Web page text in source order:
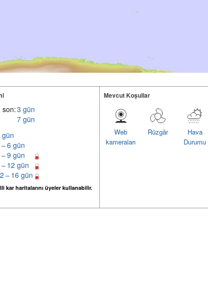
son:3 gün
7 gün
gün
– 6 gün
– 9 gün
– 12 gün
– 16 gün
kar haritalarını üyeler kullanabilir.
Mevcut Koşullar
Hava
Durumu
Rüzgâr
Web
kameraları